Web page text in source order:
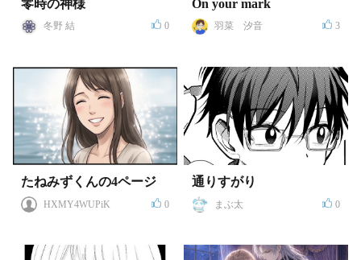
零時の神様
冬野 結 0
On your mark
羽菜 汐音 3
たねみずくんの4ページ
HXMY4WUPiK 0
通りすがり
まぶ太 0